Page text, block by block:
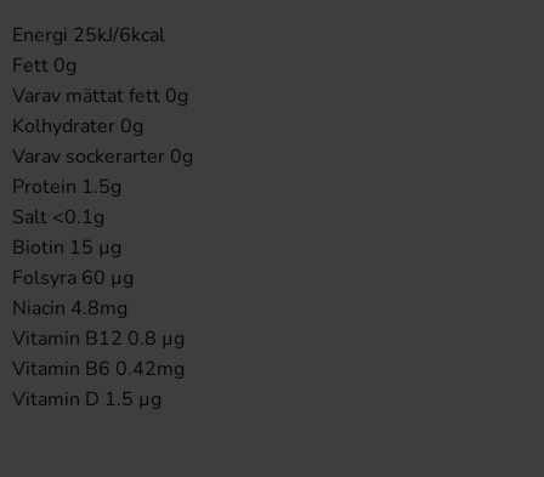
Energi 25kJ/6kcal
Fett 0g
Varav mättat fett 0g
Kolhydrater 0g
Varav sockerarter 0g
Protein 1.5g
Salt <0.1g
Biotin 15 µg
Folsyra 60 µg
Niacin 4.8mg
Vitamin B12 0.8 µg
Vitamin B6 0.42mg
Vitamin D 1.5 µg